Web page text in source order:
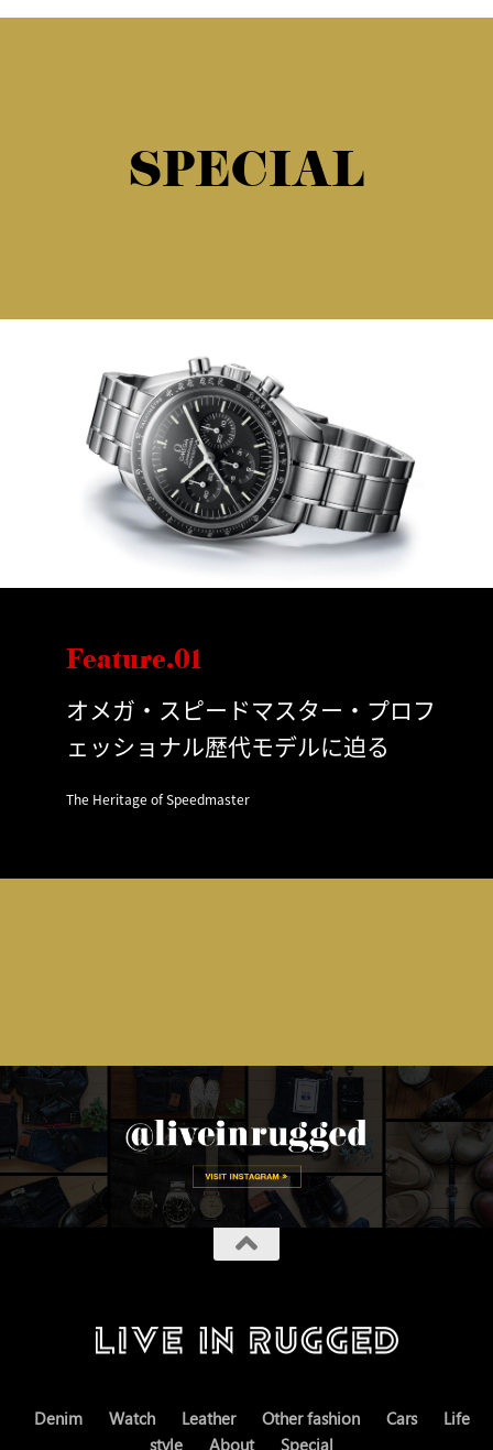
SPECIAL
Feature.01
オメガ・スピードマスター・プロフ
ェッショナル歴代モデルに迫る
The Heritage of Speedmaster
Denim Watch Leather Other fashion Cars
Life
style
About Special